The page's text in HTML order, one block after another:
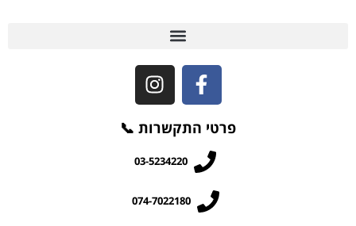
פרטי התקשרות 📞
03-5234220
074-7022180